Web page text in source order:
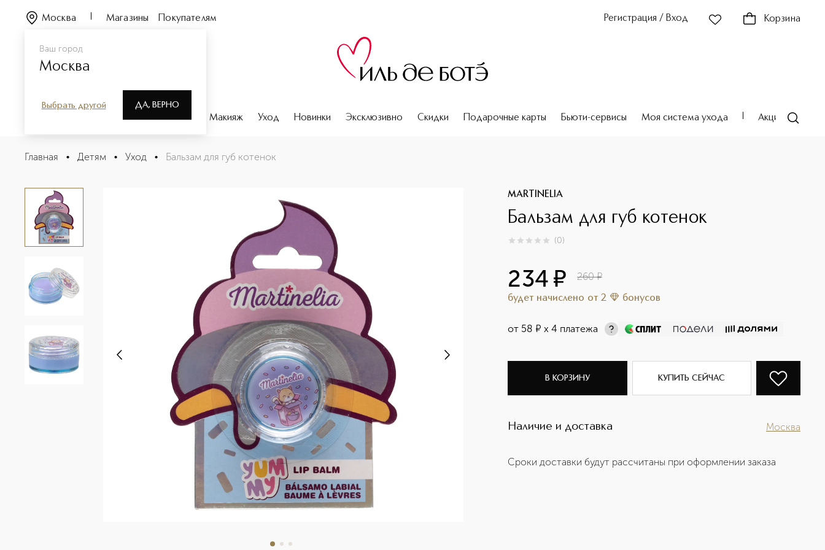
Ваш город
Москва
Выбрать другой ДА, ВЕРНО
Москва Магазины Покупателям Регистрация / Вход Корзина
Парфюмерия Макияж Уход Новинки Эксклюзивно Скидки Подарочные карты Бьюти-сервисы Моя система ухода Акции
Бальзам для губ котенок
Описание
Главная • Детям • Уход • Бальзам для губ котенок
MARTINELIA
Бальзам для губ котенок
0из 0 (0)
234 ¤ 260 ¤
будет начислено от 2 бонусов
от 58 ¤ х 4 платежа
В КОРЗИНУ КУПИТЬ СЕЙЧАС
Наличие и доставка Москва
Сроки доставки будут рассчитаны при оформлении заказа